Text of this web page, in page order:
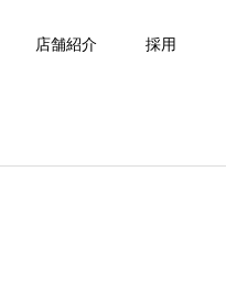
店舗紹介 採用